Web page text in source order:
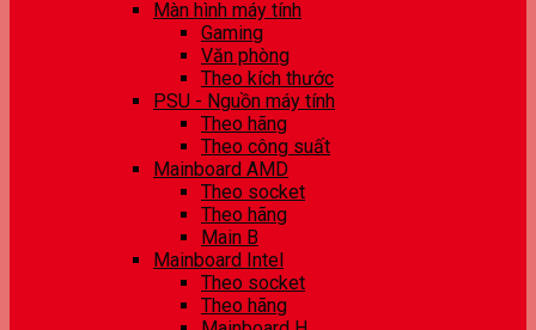
Màn hình máy tính
Gaming
Văn phòng
Theo kích thước
PSU - Nguồn máy tính
Theo hãng
Theo công suất
Mainboard AMD
Theo socket
Theo hãng
Main B
Mainboard Intel
Theo socket
Theo hãng